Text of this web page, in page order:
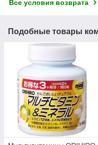
Все условия возврата
Подобные товары